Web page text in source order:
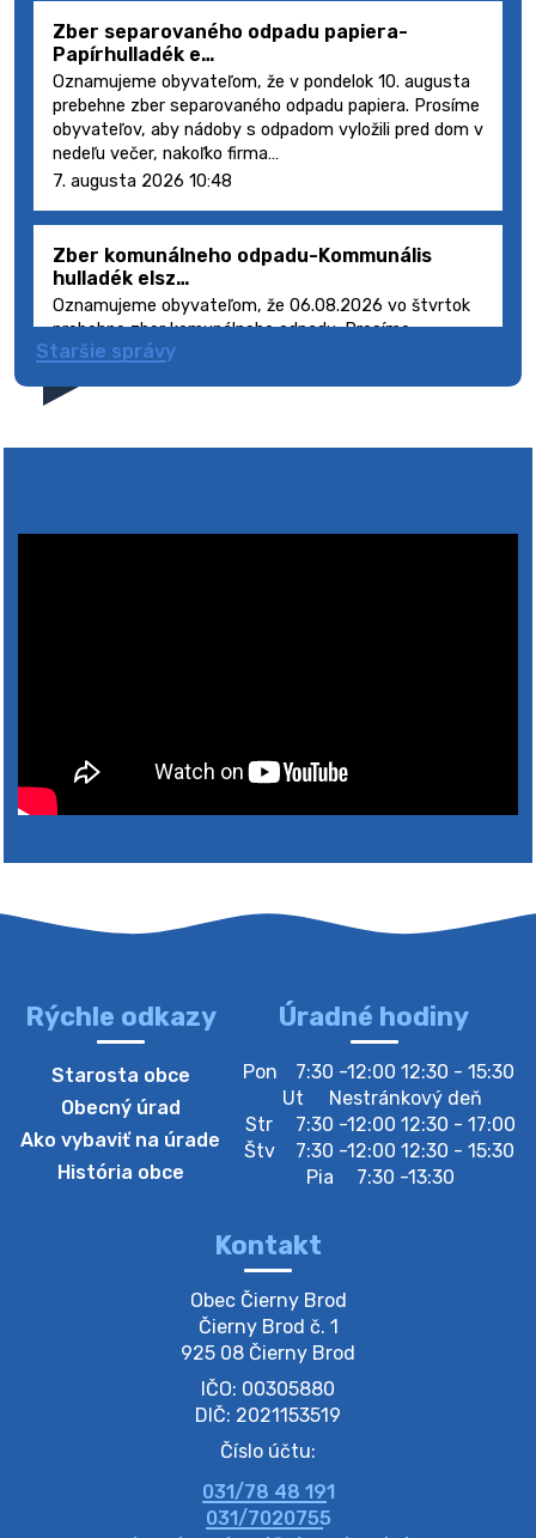
Zber separovaného odpadu papiera-
Papírhulladék e…
Oznamujeme obyvateľom, že v pondelok 10. augusta
prebehne zber separovaného odpadu papiera. Prosíme
obyvateľov, aby nádoby s odpadom vyložili pred dom v
nedeľu večer, nakoľko firma…
7. augusta 2026 10:48
Zber komunálneho odpadu-Kommunális
hulladék elsz…
Oznamujeme obyvateľom, že 06.08.2026 vo štvrtok
prebehne zber komunálneho odpadu. Prosíme
obyvateľov, aby smetné nádoby s odpadom vyložili
5. augusta 2026 08:41
4. augusta 2026 10:05
Zberný dvor-Gyűjtőudvar
Oznamujeme obyvateľom, že v stredu 05. augusta
bude zberný dvor zatvorený. Értesítjük a lakosokat,
hogy szerdán augusztus 05-én a gyűjtőudvar zárva
lesz https://ciernybrod.sk?p=214…
Zber separovaného odpadu plastu-
Szeparált műanya…
Oznamujeme obyvateľom, že v stredu 05. augusta
prebehne zber separovaného odpadu plastu. Prosíme
obyvateľov, aby vrecia s odpadom vyložili pred dom už
večer vopred, nakoľko firma F…
4. augusta 2026 09:51
Oznámenie o plánovanom prerušení dodávky
Staršie správy
Rýchle odkazy
Starosta obce
Obecný úrad
Ako vybaviť na úrade
História obce
Úradné hodiny
Pon
7:30 -12:00 12:30 - 15:30
Ut
Nestránkový deň
Str
7:30 -12:00 12:30 - 17:00
Štv
7:30 -12:00 12:30 - 15:30
Pia
7:30 -13:30
Kontakt
Obec Čierny Brod
Čierny Brod č. 1
925 08 Čierny Brod
IČO: 00305880
DIČ: 2021153519
Číslo účtu:
031/78 48 191
031/7020755